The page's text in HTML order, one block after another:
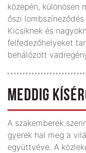
közepén, különösen
őszi
Kicsiknek és
felfedezőhelyeket
behálózott
MEDDIG
A szakemberek
gyerek hal meg a
együttvéve. A